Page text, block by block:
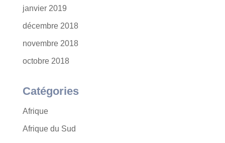
janvier 2019
décembre 2018
novembre 2018
octobre 2018
Catégories
Afrique
Afrique du Sud